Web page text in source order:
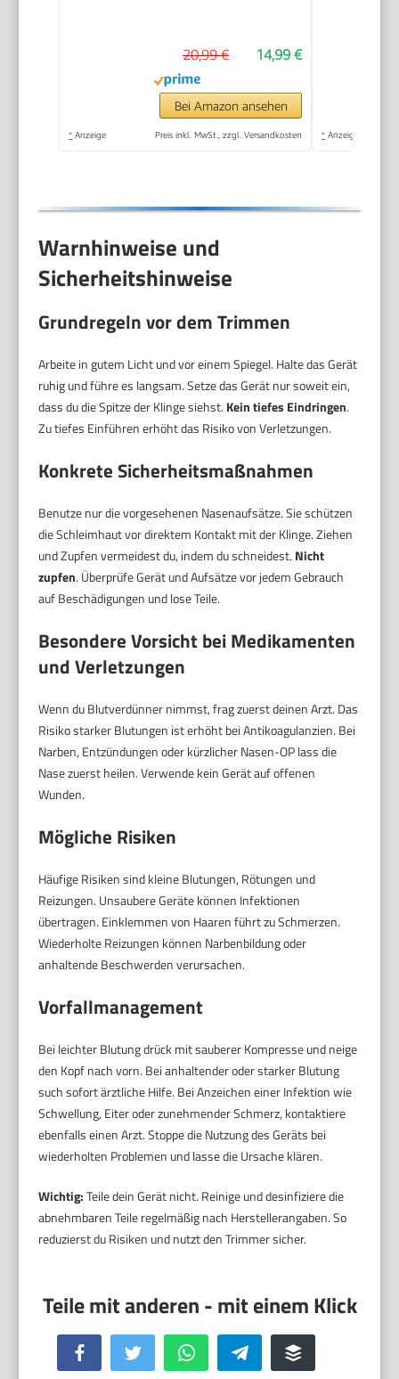
Kammaufsatz und
abnehmbarem
Schneidaufsatz
14,99 €
20,99 €
Bei Amazon ansehen
* Anzeige Preis inkl. MwSt., zzgl. Versandkosten * Anzeige
Warnhinweise und
Sicherheitshinweise
Grundregeln vor dem Trimmen
Arbeite in gutem Licht und vor einem Spiegel. Halte das Gerät
ruhig und führe es langsam. Setze das Gerät nur soweit ein,
dass du die Spitze der Klinge siehst. Kein tiefes Eindringen.
Zu tiefes Einführen erhöht das Risiko von Verletzungen.
Konkrete Sicherheitsmaßnahmen
Benutze nur die vorgesehenen Nasenaufsätze. Sie schützen
die Schleimhaut vor direktem Kontakt mit der Klinge. Ziehen
und Zupfen vermeidest du, indem du schneidest. Nicht
zupfen. Überprüfe Gerät und Aufsätze vor jedem Gebrauch
auf Beschädigungen und lose Teile.
Besondere Vorsicht bei Medikamenten
und Verletzungen
Wenn du Blutverdünner nimmst, frag zuerst deinen Arzt. Das
Risiko starker Blutungen ist erhöht bei Antikoagulanzien. Bei
Narben, Entzündungen oder kürzlicher Nasen-OP lass die
Nase zuerst heilen. Verwende kein Gerät auf offenen
Wunden.
Mögliche Risiken
Häufige Risiken sind kleine Blutungen, Rötungen und
Reizungen. Unsaubere Geräte können Infektionen
übertragen. Einklemmen von Haaren führt zu Schmerzen.
Wiederholte Reizungen können Narbenbildung oder
anhaltende Beschwerden verursachen.
Vorfallmanagement
Bei leichter Blutung drück mit sauberer Kompresse und neige
den Kopf nach vorn. Bei anhaltender oder starker Blutung
such sofort ärztliche Hilfe. Bei Anzeichen einer Infektion wie
Schwellung, Eiter oder zunehmender Schmerz, kontaktiere
ebenfalls einen Arzt. Stoppe die Nutzung des Geräts bei
wiederholten Problemen und lasse die Ursache klären.
Wichtig:Teile dein Gerät nicht. Reinige und desinfiziere die
abnehmbaren Teile regelmäßig nach Herstellerangaben. So
reduzierst du Risiken und nutzt den Trimmer sicher.
Facebook Twitter WhatsApp Telegram Buffer